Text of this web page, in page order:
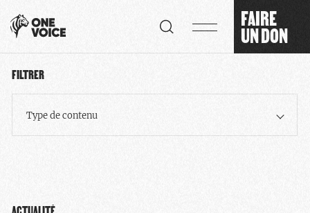
FAIRE
UN DON
FILTRER
Type de contenu